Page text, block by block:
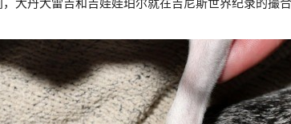
大丹犬雷吉和吉娃娃珀尔就在吉尼斯世界纪录的撮